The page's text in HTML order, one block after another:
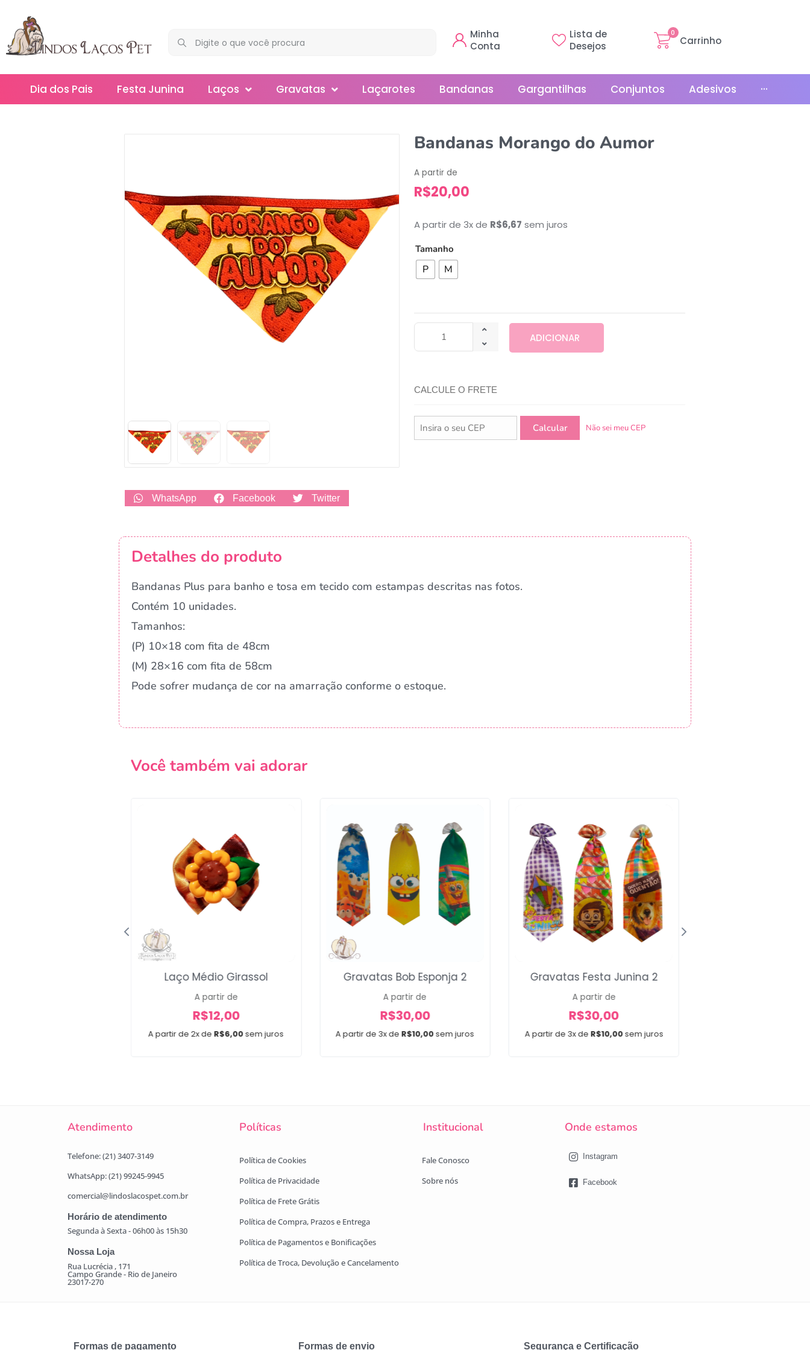
Minha
Conta
Lista de
Desejos
Carrinho
0
Dia dos Pais Festa Junina Laços
Mini
Slim
Splash
Gravatas
Smoking
Laçarotes Bandanas Gargantilhas Conjuntos Adesivos ···
WhatsApp Facebook Twitter
Bandanas Morango do Aumor
A partir de
R$20,00
A partir de 3x de R$6,67 sem juros
Tamanho
P M
ADICIONAR
CALCULE O FRETE
Não sei meu CEP
Detalhes do produto
Bandanas Plus para banho e tosa em tecido com estampas descritas nas fotos.
Contém 10 unidades.
Tamanhos:
(P) 10×18 com fita de 48cm
(M) 28×16 com fita de 58cm
Pode sofrer mudança de cor na amarração conforme o estoque.
Você também vai adorar
A partir de 2x de R$6,00sem juros
Laço Médio Girassol
A partir de
R$12,00
A partir de 3x de R$10,00sem juros
Gravatas Bob Esponja 2
A partir de
R$30,00
A partir de 3x de R$10,00sem juros
Gravatas Festa Junina 2
A partir de
R$30,00
Atendimento Políticas Institucional Onde estamos
Telefone: (21) 3407-3149
WhatsApp: (21) 99245-9945
comercial@lindoslacospet.com.br
Horário de atendimento
Segunda à Sexta - 06h00 às 15h30
Nossa Loja
Rua Lucrécia , 171
Campo Grande - Rio de Janeiro
23017-270
Política de Cookies
Política de Privacidade
Política de Frete Grátis
Política de Compra, Prazos e Entrega
Política de Pagamentos e Bonificações
Política de Troca, Devolução e Cancelamento
Fale Conosco
Sobre nós
Instagram
Facebook
Formas de pagamento Formas de envio Segurança e Certificação